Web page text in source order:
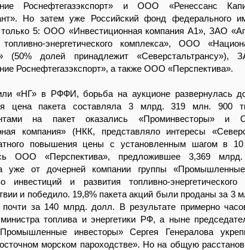
Роснефтегазэкспорт» и ООО «Ренессанс
Но затем уже Российский фонд федерального
только 5: ООО «Инвестиционная компания А1», ЗАО
топливно-энергетического комплекса», ООО
(50% долей принадлежит «Северстальтрансу»),
Роснефтегазэкспорт», а также ООО «Перспектива».
«НГ» в РФФИ, борьба на аукционе развернулась
цена пакета составляла 3 млрд. 319 млн. 900
на пакет оказались «Проминвесторы» и
компания» (НКК, представляло интересы
повышения цены с установленным шагом в
ООО «Перспектива», предложившее 3,369
уже от дочерней компании группы
инвестиций и развития топливно-
и победило. 19,8% пакета акций были проданы за 3
за 140 млрд. долл. В результате примерно
топлива и энергетики РФ, а ныне
инвесторы» Сергея Генералова
морском пароходстве». Но на общую